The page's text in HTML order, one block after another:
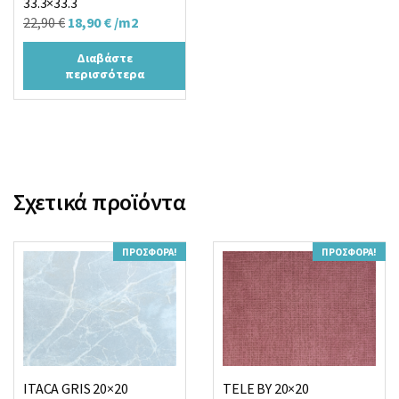
22,90€ Original
price
was:
22,90 €.
18,90€Η
τρέχουσα
τιμή
είναι:
/m2
Διαβάστε
περισσότερα
Σχετικά προϊόντα
ΠΡΟΣΦΟΡΆ!
ITACA GRIS 20×20
ΠΡΟΣΦΟΡΆ!
TELE BY 20×20